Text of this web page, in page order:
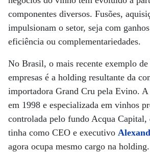
componentes diversos. Fusões,
impulsionam o setor, seja com
eficiência ou complementariedades.
No Brasil, o mais recente exemplo
empresas é a holding resultante da
importadora Grand Cru pela Evino.
em 1998 e especializada em vinhos
controlada pelo fundo Acqua
tinha como CEO e executivo
agora ocupa mesmo cargo na